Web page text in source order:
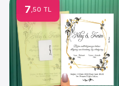
7 ,50 TL